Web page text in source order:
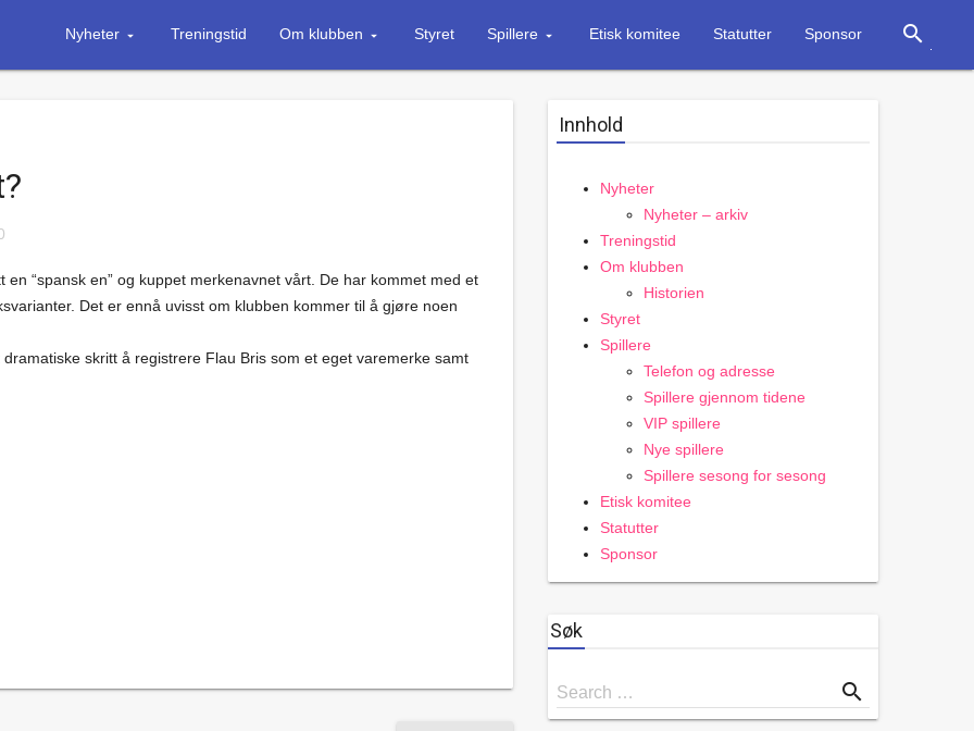
Nyheter Treningstid Om klubben Styret Spillere Etisk komitee Statutter Sponsor search
“spansk en” og kuppet merkenavnet vårt. De har kommet med et
Det er ennå uvisst om klubben kommer til å gjøre noen
skritt å registrere Flau Bris som et eget varemerke samt
Innhold
Nyheter
Nyheter – arkiv
Treningstid
Om klubben
Historien
Styret
Spillere
Telefon og adresse
Spillere gjennom tidene
VIP spillere
Nye spillere
Spillere sesong for sesong
Etisk komitee
Statutter
Sponsor
Søk
Search
for
Search … search